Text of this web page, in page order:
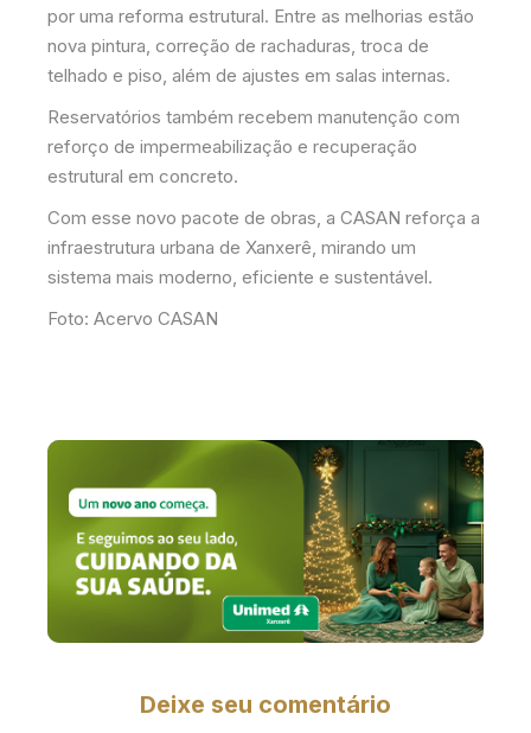
por uma reforma estrutural. Entre as melhorias estão
nova pintura, correção de rachaduras, troca de
telhado e piso, além de ajustes em salas internas.
Reservatórios também recebem manutenção com
reforço de impermeabilização e recuperação
estrutural em concreto.
Com esse novo pacote de obras, a CASAN reforça a
infraestrutura urbana de Xanxerê, mirando um
sistema mais moderno, eficiente e sustentável.
Foto: Acervo CASAN
Deixe seu comentário